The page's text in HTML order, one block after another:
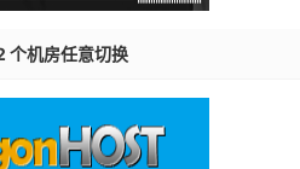
个机房任意切换